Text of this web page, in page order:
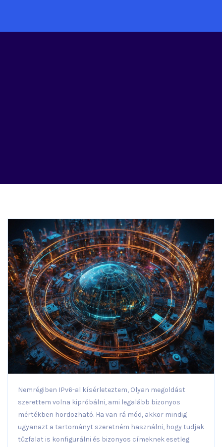
Nemrégiben IPv6-al kísérleteztem, Olyan megoldást
szerettem volna kipróbálni, ami legalább bizonyos
mértékben hordozható. Ha van rá mód, akkor mindig
ugyanazt a tartományt szeretném használni, hogy tudjak
tűzfalat is konfigurálni és bizonyos címeknek esetleg